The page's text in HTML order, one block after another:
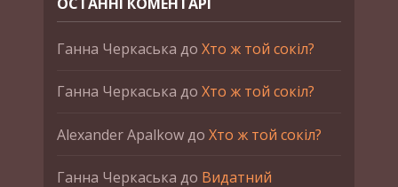
Ганна Черкаська до Хто ж той сокіл?
Ганна Черкаська до Хто ж той сокіл?
Alexander Apalkowдо Хто ж той сокіл?
Ганна Черкаська до Видатний